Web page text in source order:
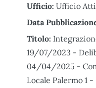
Ufficio: Ufficio
Data
Titolo:
19/07/2023 -
04/04/2025 -
Locale Palermo 1